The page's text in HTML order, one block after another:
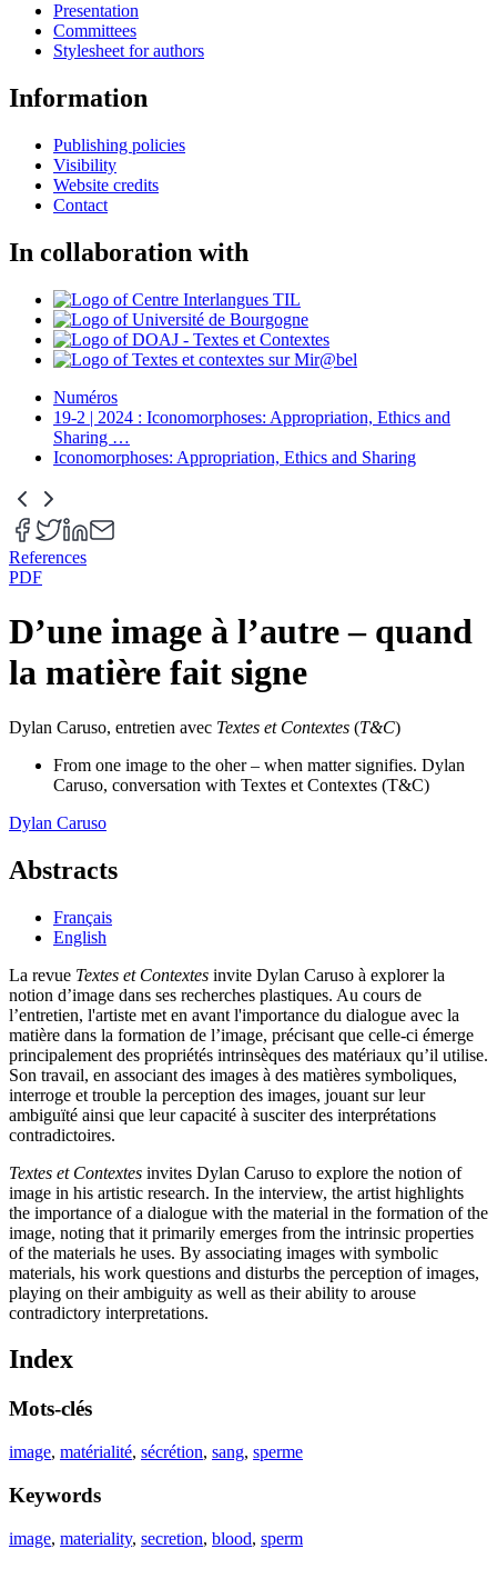
Presentation
Committees
Stylesheet for authors
Information
Publishing policies
Visibility
Website credits
Contact
In collaboration with
Numéros
19-2 | 2024 : Iconomorphoses: Appropriation, Ethics and
Sharing …
Iconomorphoses: Appropriation, Ethics and Sharing
References
PDF
D’une image à l’autre – quand
la matière fait signe
Dylan Caruso, entretien avec Textes et Contextes (T&C)
From one image to the oher – when matter signifies. Dylan
Caruso, conversation with Textes et Contextes (T&C)
Dylan Caruso
Abstracts
Français
English
La revue Textes et Contextes invite Dylan Caruso à explorer la
notion d’image dans ses recherches plastiques. Au cours de
l’entretien, l'artiste met en avant l'importance du dialogue avec la
matière dans la formation de l’image, précisant que celle-ci émerge
principalement des propriétés intrinsèques des matériaux qu’il utilise.
Son travail, en associant des images à des matières symboliques,
interroge et trouble la perception des images, jouant sur leur
ambiguïté ainsi que leur capacité à susciter des interprétations
contradictoires.
Textes et Contextes invites Dylan Caruso to explore the notion of
image in his artistic research. In the interview, the artist highlights
the importance of a dialogue with the material in the formation of the
image, noting that it primarily emerges from the intrinsic properties
of the materials he uses. By associating images with symbolic
materials, his work questions and disturbs the perception of images,
playing on their ambiguity as well as their ability to arouse
contradictory interpretations.
Index
Mots-clés
image, matérialité, sécrétion, sang, sperme
Keywords
image, materiality, secretion, blood, sperm